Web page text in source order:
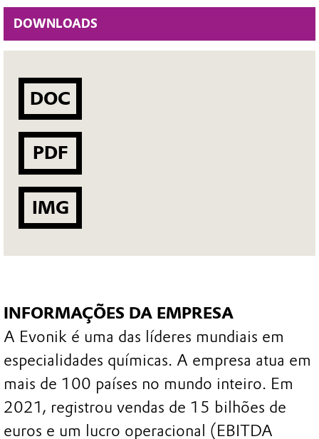
DOWNLOADS
DOC
PDF
IMG
INFORMAÇÕES DA EMPRESA
A Evonik é uma das líderes mundiais em
especialidades químicas. A empresa atua em
mais de 100 países no mundo inteiro. Em
2021, registrou vendas de 15 bilhões de
euros e um lucro operacional (EBITDA